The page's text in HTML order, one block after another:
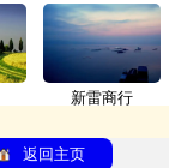
新雷商行
返回主页